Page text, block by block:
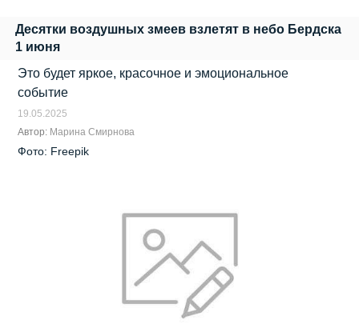
Десятки воздушных змеев взлетят в небо Бердска
1 июня
Это будет яркое, красочное и эмоциональное
событие
19.05.2025
Автор: Марина Смирнова
Фото: Freepik